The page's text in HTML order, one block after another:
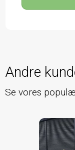
Andre
Se vores